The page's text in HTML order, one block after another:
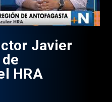
Javier
HRA